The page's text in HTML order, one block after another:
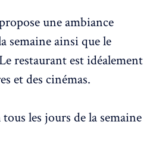
une ambiance
semaine ainsi que le
restaurant est idéalement
et des cinémas.
les jours de la semaine